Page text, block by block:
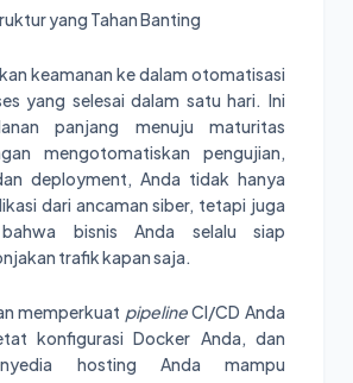
yang Tahan Banting
keamanan ke dalam otomatisasi
yang selesai dalam satu hari. Ini
panjang menuju maturitas
mengotomatiskan pengujian,
deployment, Anda tidak hanya
dari ancaman siber, tetapi juga
bisnis Anda selalu siap
trafik kapan saja.
memperkuat pipelineCI/CD Anda
konfigurasi Docker Anda, dan
hosting Anda mampu